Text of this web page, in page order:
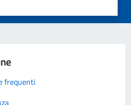
frequenti